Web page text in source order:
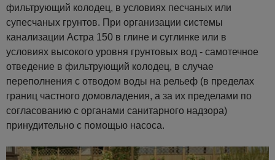
фильтрующий колодец, в условиях песчаных или
супесчаных грунтов. При организации системы
канализации Астра 150 в глине и суглинке или в
условиях высокого уровня грунтовых вод - самотечное
отведение в фильтрующий колодец, в случае
переполнения с отводом воды на рельеф (в пределах
границ частного домовладения, а за их пределами по
согласованию с органами санитарного надзора)
принудительно с помощью насоса.